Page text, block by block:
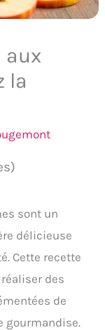
aux
la
sont un
délicieuse
Cette recette
des
de
gourmandise.